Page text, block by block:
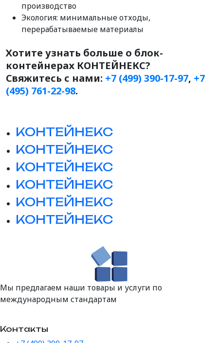
производство
Экология: минимальные отходы,
перерабатываемые материалы
Хотите узнать больше о блок-
контейнерах КОНТЕЙНЕКС?
Свяжитесь с нами: +7 (499) 390-17-97, +7
(495) 761-22-98.
КОНТЕЙНЕКС
КОНТЕЙНЕКС
КОНТЕЙНЕКС
КОНТЕЙНЕКС
КОНТЕЙНЕКС
КОНТЕЙНЕКС
Мы предлагаем наши товары и услуги по
международным стандартам
Контакты